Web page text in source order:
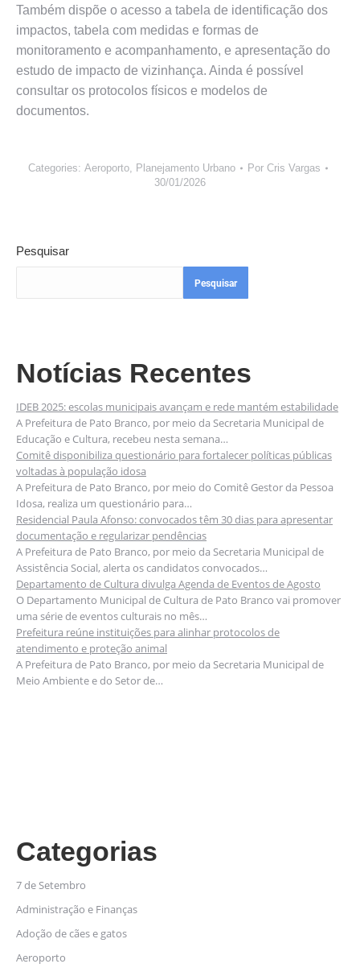
Também dispõe o acesso a tabela de identificação dos
impactos, tabela com medidas e formas de
monitoramento e acompanhamento, e apresentação do
estudo de impacto de vizinhança. Ainda é possível
consultar os protocolos físicos e modelos de
documentos.
Categories: Aeroporto, Planejamento Urbano Por Cris Vargas
30/01/2026
Pesquisar
Pesquisar
Notícias Recentes
IDEB 2025: escolas municipais avançam e rede mantém estabilidade
A Prefeitura de Pato Branco, por meio da Secretaria Municipal de
Educação e Cultura, recebeu nesta semana…
Comitê disponibiliza questionário para fortalecer políticas públicas
voltadas à população idosa
A Prefeitura de Pato Branco, por meio do Comitê Gestor da Pessoa
Idosa, realiza um questionário para…
Residencial Paula Afonso: convocados têm 30 dias para apresentar
documentação e regularizar pendências
A Prefeitura de Pato Branco, por meio da Secretaria Municipal de
Assistência Social, alerta os candidatos convocados…
Departamento de Cultura divulga Agenda de Eventos de Agosto
O Departamento Municipal de Cultura de Pato Branco vai promover
uma série de eventos culturais no mês…
Prefeitura reúne instituições para alinhar protocolos de
atendimento e proteção animal
A Prefeitura de Pato Branco, por meio da Secretaria Municipal de
Meio Ambiente e do Setor de…
Categorias
7 de Setembro
Administração e Finanças
Adoção de cães e gatos
Aeroporto